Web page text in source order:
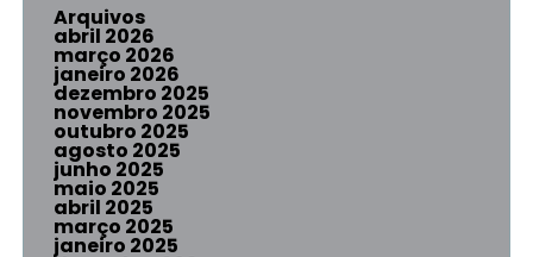
Arquivos
abril 2026
março 2026
janeiro 2026
dezembro 2025
novembro 2025
outubro 2025
agosto 2025
junho 2025
maio 2025
abril 2025
março 2025
janeiro 2025